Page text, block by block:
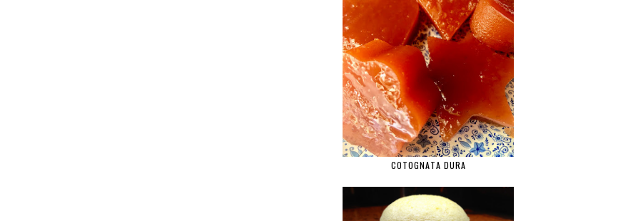
COTOGNATA DURA